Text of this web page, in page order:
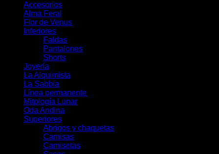
Accesorios
Alma Feral
Flor de Venus
Inferiores
Faldas
Pantalones
Shorts
Joyería
La Alquimista
La Sabbia
Línea permanente
Mitología Lunar
Oda Andina
Superiores
Abrigos y chaquetas
Camisas
Camisetas